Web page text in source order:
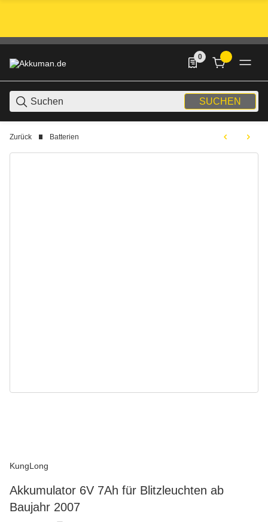
SUCHEN
0
0 Produkte in der
Zurück Batterien
KungLong
Akkumulator 6V 7Ah für Blitzleuchten ab
Baujahr 2007